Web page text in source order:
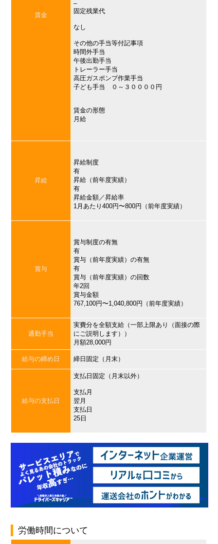
賃金
–
固定残業代
なし
その他の手当等付記事項
時間外手当
午後出勤手当
トレーラー手当
高圧ガスポンプ作業手当
子ども手当 ０～３００００円
賃金の形態
月給
昇給
昇給制度
有
昇給（前年度実績）
有
昇給金額／昇給率
1月あたり400円〜800円（前年度実績）
賞与
賞与制度の有無
有
賞与（前年度実績）の有無
有
賞与（前年度実績）の回数
年2回
賞与金額
767,100円〜1,040,800円（前年度実績）
通勤手当
実費分を全額支給（一部上限あり（面接の際
にご説明します））
月額28,000円
給与の締め日 締日固定（月末）
給与の支払日
支払日固定（月末以外）
支払月
翌月
支払日
25日
労働時間について